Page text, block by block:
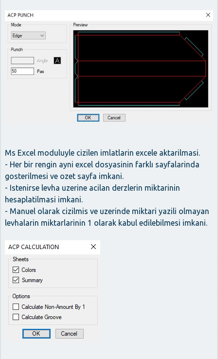
Ms Excel moduluyle cizilen imlatlarin excele aktarilmasi.
- Her bir rengin ayni excel dosyasinin farklı sayfalarinda
gosterilmesi ve ozet sayfa imkani.
- Istenirse levha uzerine acilan derzlerin miktarinin
hesaplatilmasi imkani.
- Manuel olarak cizilmis ve uzerinde miktari yazili olmayan
levhalarin miktarlarinin 1 olarak kabul edilebilmesi imkani.